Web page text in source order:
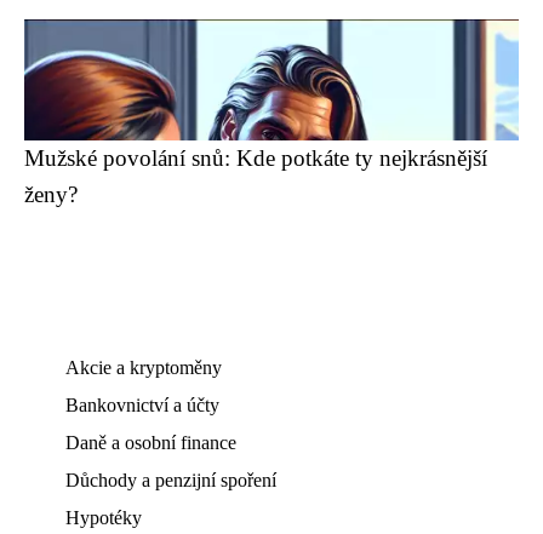
Mužské povolání snů: Kde potkáte ty nejkrásnější
ženy?
Akcie a kryptoměny
Bankovnictví a účty
Daně a osobní finance
Důchody a penzijní spoření
Hypotéky